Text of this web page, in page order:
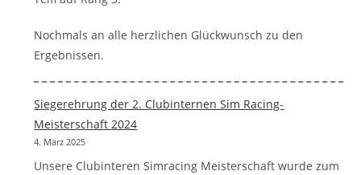
Nochmals an alle herzlichen Glückwunsch zu den
Ergebnissen.
Siegerehrung der 2. Clubinternen Sim Racing-
Meisterschaft 2024
4. März 2025
Unsere Clubinteren Simracing Meisterschaft wurde zum